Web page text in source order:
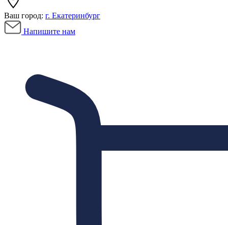
Ваш город: г. Екатеринбург
Напишите нам